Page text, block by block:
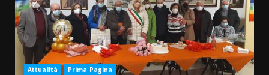
Attualità Prima Pagina